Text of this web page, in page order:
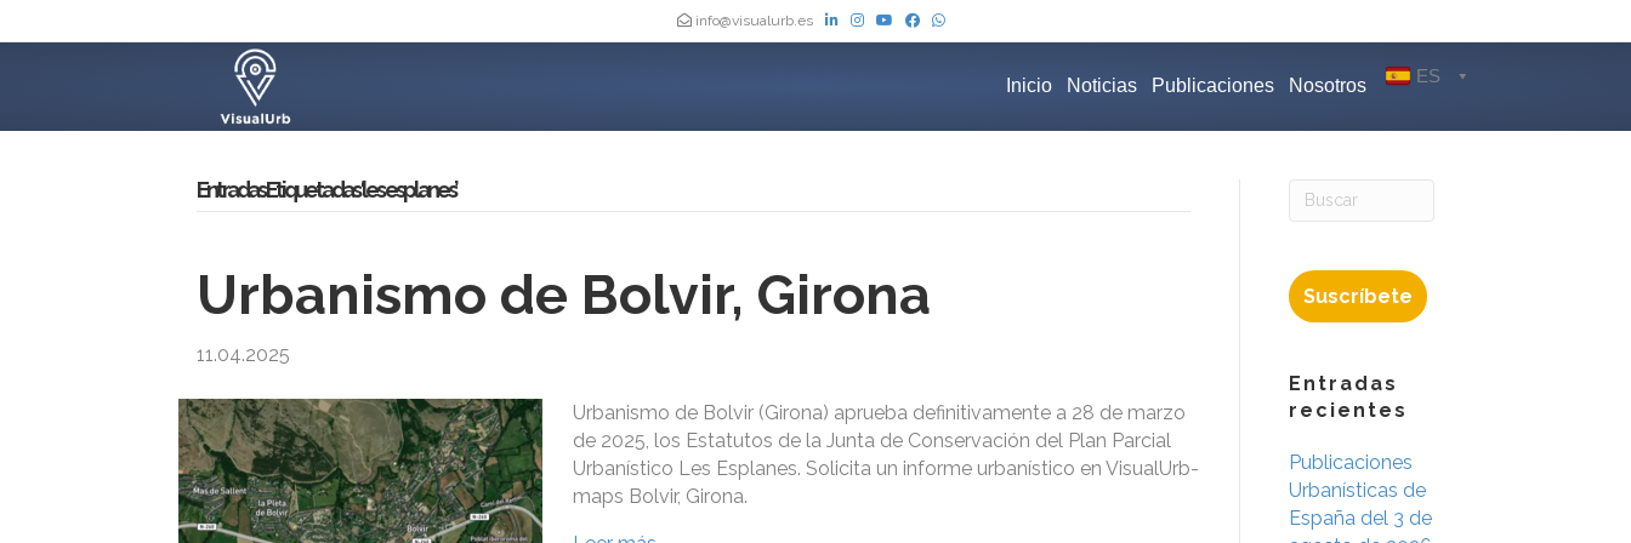
info@visualurb.es
Inicio Noticias Publicaciones Nosotros ES
Entradas Etiquetadas ‘les esplanes’
Urbanismo de Bolvir, Girona
11.04.2025
Urbanismo de Bolvir (Girona) aprueba definitivamente a 28 de marzo
de 2025, los Estatutos de la Junta de Conservación del Plan Parcial
Urbanístico Les Esplanes. Solicita un informe urbanístico en VisualUrb-
maps Bolvir, Girona.
Suscríbete
Entradas
recientes
Publicaciones
Urbanísticas de
España del 3 de